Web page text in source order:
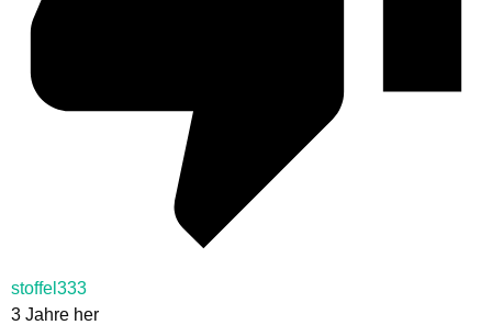
stoffel333
3 Jahre her